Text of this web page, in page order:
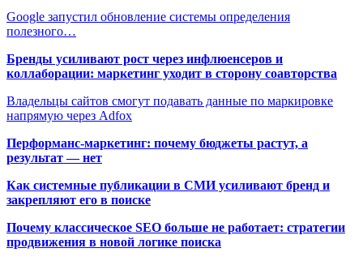
Google запустил обновление системы определения
полезного…
Бренды усиливают рост через инфлюенсеров и
коллаборации: маркетинг уходит в сторону соавторства
Владельцы сайтов смогут подавать данные по маркировке
напрямую через Adfox
Перформанс-маркетинг: почему бюджеты растут, а
результат — нет
Как системные публикации в СМИ усиливают бренд и
закрепляют его в поиске
Почему классическое SEO больше не работает: стратегии
продвижения в новой логике поиска